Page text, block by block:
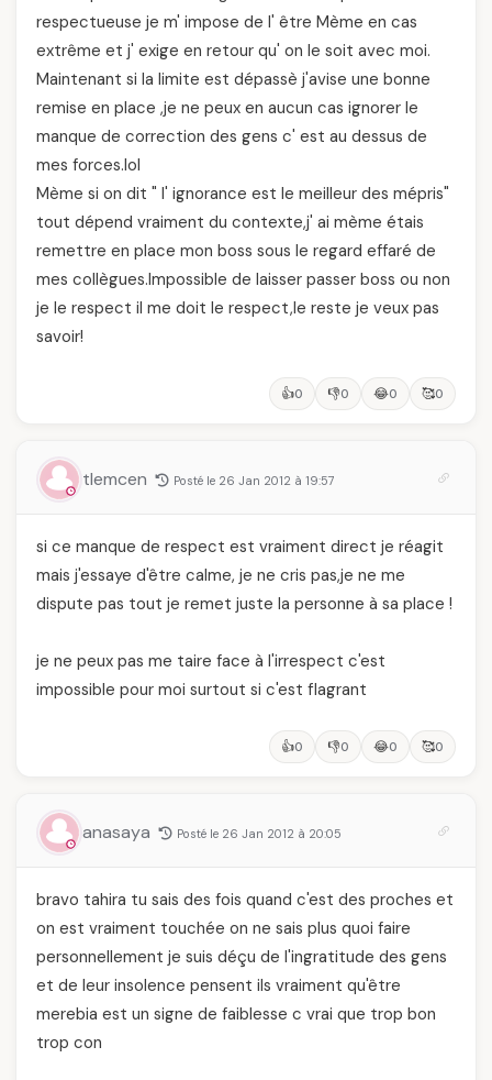
respectueuse je m' impose de l' être Mème en cas
extrême et j' exige en retour qu' on le soit avec moi.
Maintenant si la limite est dépassè j'avise une bonne
remise en place ,je ne peux en aucun cas ignorer le
manque de correction des gens c' est au dessus de
mes forces.lol
Mème si on dit " l' ignorance est le meilleur des mépris"
tout dépend vraiment du contexte,j' ai mème étais
remettre en place mon boss sous le regard effaré de
mes collègues.Impossible de laisser passer boss ou non
je le respect il me doit le respect,le reste je veux pas
savoir!
👍0 👎0 😂0 🥰0
tlemcen Posté le 26 Jan 2012 à 19:57
si ce manque de respect est vraiment direct je réagit
mais j'essaye d'être calme, je ne cris pas,je ne me
dispute pas tout je remet juste la personne à sa place !
je ne peux pas me taire face à l'irrespect c'est
impossible pour moi surtout si c'est flagrant
👍0 👎0 😂0 🥰0
anasaya Posté le 26 Jan 2012 à 20:05
bravo tahira tu sais des fois quand c'est des proches et
on est vraiment touchée on ne sais plus quoi faire
personnellement je suis déçu de l'ingratitude des gens
et de leur insolence pensent ils vraiment qu'être
merebia est un signe de faiblesse c vrai que trop bon
trop con